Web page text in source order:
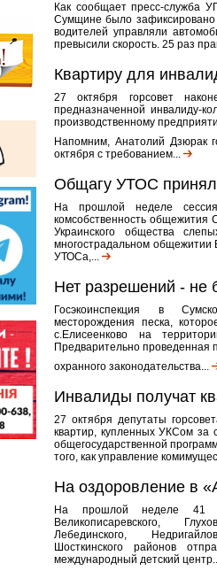
Как сообщает пресс-служба
Сумщине было
водителей управляли
превысили скорость. 25 раз
Квартиру для
27 октября горсовет
предназначенной инвалиду-
производственному
Напомним, Анатолий Дзюрак
октября с требованием...
Общагу УТОС
На прошлой неделе
комсобственность общежития
Украинского общества
многострадальном общежитии
УТОСа,...
Нет разрешений - не
Госэкоинспекция в
месторождения песка,
с.Елисеенково на
Предварительно проведенная
охранного законодательства...
Инвалиды получат
27 октября депутаты
квартир, купленных УКСом за
общегосударственной
того, как управление
На оздоровление в
На прошлой неделе 41
Великописаревского,
Лебединского,
Шосткинского районов
международный детский